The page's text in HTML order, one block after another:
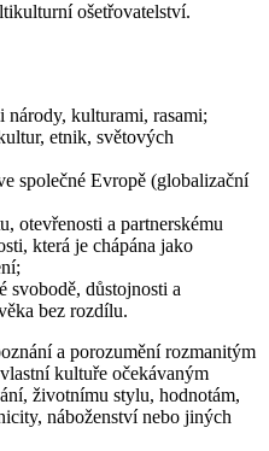
ošetřovatelství.
národy, kulturami, rasami;
etnik, světových
společné Evropě (globalizační
otevřenosti a partnerskému
která je chápána jako
svobodě, důstojnosti a
bez rozdílu.
a porozumění rozmanitým
kultuře očekávaným
životnímu stylu, hodnotám,
náboženství nebo jiných